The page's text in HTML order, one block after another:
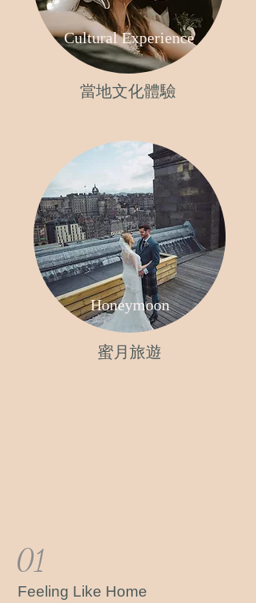
Cultural Experience
當地文化體驗
Honeymoon
蜜月旅遊
01
Feeling Like Home